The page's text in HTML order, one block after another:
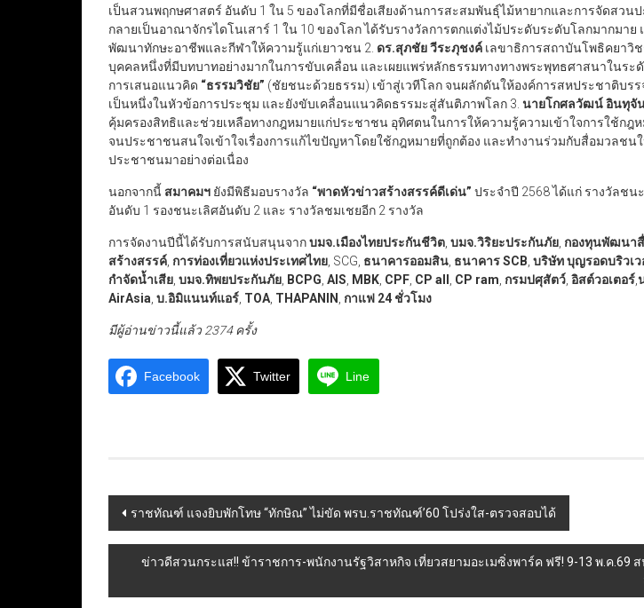
เป็นสวนพฤกษศาสตร์ อันดับ 1 ใน 5 ของโลกที่มีชื่อเสียงด้านการสะสมพันธุ์ไม้หายากและการจัดสวน
กลายเป็นอาณาจักรไดโนเสาร์ 1 ใน 10 ของโลก ได้รับรางวัลการตกแต่งไม้ประดับระดับโลกมากมาย
พัฒนาทักษะอาชีพและกีฬาให้ความรู้แก่เยาวชน 2. ดร.สุภชัย วีระภุชงค์ เลขาธิการสถาบันโพธิคยาวิ
บุคคลหนึ่งที่มีบทบาทอย่างมากในการขับเคลื่อน และเผยแพร่หลักธรรมทางทางพระพุทธศาสนาในระ
การเสนอแนวคิด “ธรรมวิชัย” (ชัยชนะด้วยธรรม) เข้าสู่เวทีโลก จนผลักดันให้องค์การสหประชาติบรร
เป็นหนึ่งในหัวข้อการประชุม และยังขับเคลื่อนแนวคิดธรรมะสู่สันติภาพโลก 3. นายโกศลวัฒน์ อินทุจั
คุ้มครองสิทธิและช่วยเหลือทางกฎหมายแก่ประชาชน อุทิศตนในการให้ความรู้ความเข้าใจการใช้กฎ
จนประชาชนสนใจเข้าใจเรื่องการแก้ไขปัญหาโดยใช้กฎหมายที่ถูกต้อง และทำงานร่วมกับสื่อมวลชน
ประชาชนมาอย่างต่อเนื่อง
นอกจากนี้ สมาคมฯ ยังมีพิธีมอบรางวัล “พาดหัวข่าวสร้างสรรค์ดีเด่น” ประจำปี 2568 ได้แก่ รางวัลชน
อันดับ 1 รองชนะเลิศอันดับ 2 และ รางวัลชมเชยอีก 2 รางวัล
การจัดงานปีนี้ได้รับการสนับสนุนจากบมจ.เมืองไทยประกันชีวิต บมจ.วิริยะประกันภัย กองทุนพัฒนา
สร้างสรรค์ การท่องเที่ยวแห่งประเทศไทย , SCG, ธนาคารออมสิน ธนาคาร SCB บริษัท บุญรอดบริวเว
กำจัดน้ำเสีย บมจ.ทิพยประกันภัย BCPG AIS MBK CPF CP all CP ram กรมปศุสัตว์ อิสต์วอเตอร์
AirAsia บ.อิมิแนนท์แอร์ TOA THAPANIN กาแฟ 24 ชั่วโมง
มีผู้อ่านข่าวนี้แล้ว 2374 ครั้ง
Facebook Twitter Line
Post
navigation
ราชทัณฑ์ แจงยิบพักโทษ “ทักษิณ” ไม่ขัด พรบ.ราชทัณฑ์’60 โปร่งใส-ตรวจสอบได้
ข่าวดีสวนกระแส!! ข้าราชการ-พนักงานรัฐวิสาหกิจ เที่ยวสยามอะเมซิ่งพาร์ค ฟรี! 9-13 พ.ค.69